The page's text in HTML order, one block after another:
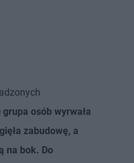
grupa osób wyrwała
zabudowę, a
na bok. Do